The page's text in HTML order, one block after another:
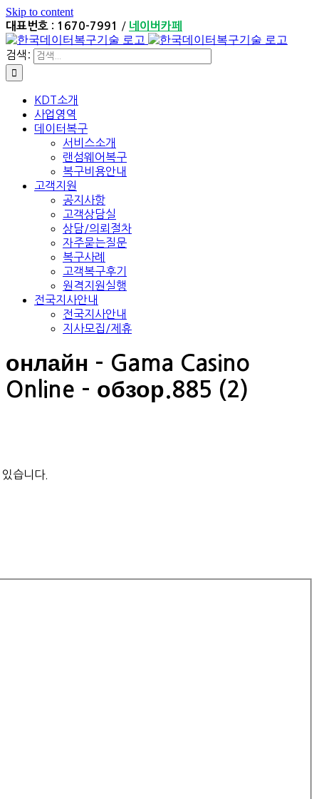
Skip to content
대표번호 : 1670-7991 / 네이버카페
검색:
KDT소개
사업영역
데이터복구
서비스소개
랜섬웨어복구
복구비용안내
고객지원
공지사항
고객상담실
상담/의뢰절차
자주묻는질문
복구사례
고객복구후기
원격지원실행
전국지사안내
전국지사안내
지사모집/제휴
онлайн – Gama Casino
Online – обзор.885 (2)
습니다.